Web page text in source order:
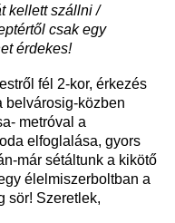
kellett szállni /
csak egy
érdekes!
fél 2-kor, érkezés
belvárosig-közben
metróval a
elfoglalása, gyors
már sétáltunk a kikötő
élelmiszerboltban a
sör! Szeretlek,